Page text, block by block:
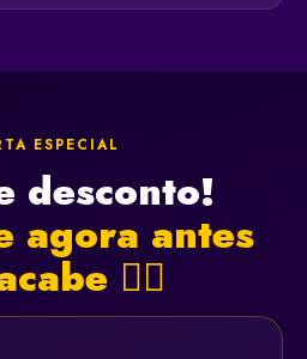
ESPECIAL
desconto!
agora antes
👇🏻